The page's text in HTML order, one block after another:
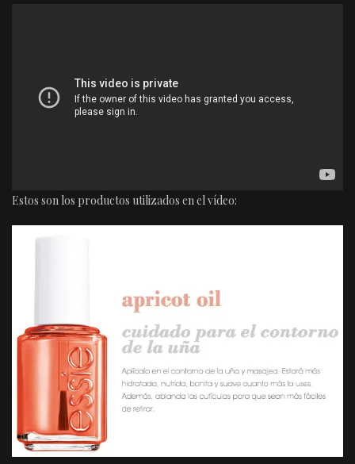
Estos son los productos utilizados en el vídeo: